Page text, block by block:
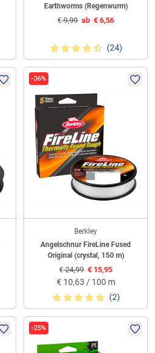
Earthworms (Regenwurm)
€9,99 ab € 6,56
(24)
-36%
Berkley
Angelschnur FireLine Fused
Original (crystal, 150 m)
€24,99 € 15,95
€ 10,63 / 100 m
(2)
-25%